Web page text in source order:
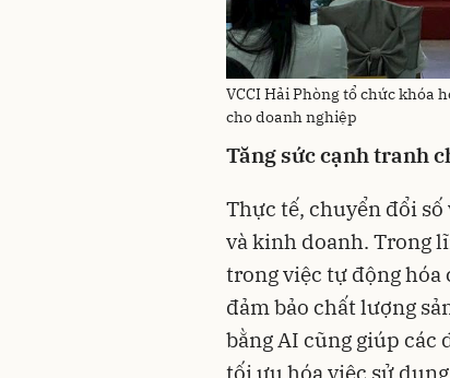
VCCI Hải Phòng tổ chức khóa
cho doanh nghiệp
Tăng sức cạnh tranh
Thực tế, chuyển đổi
và kinh doanh. Trong
trong việc tự động
đảm bảo chất lượng
bằng AI cũng giúp các